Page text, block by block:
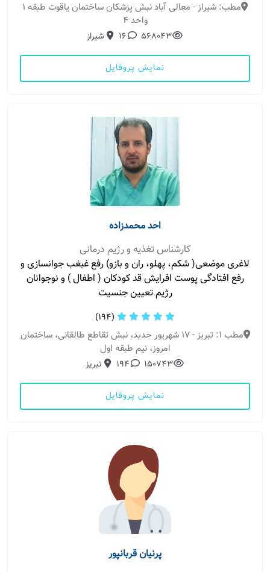
مطب: شیراز - معالی آباد نبش پزشکان ساختمان یاقوت طبقه ۱
واحد ۴
568043
16 شیراز
نمایش پروفایل
احد محمدزاده
کارشناس تغذیه و رژیم درمانی
لاغری موضعی( شکم، پهلو، ران و بازو) رفع غبغب جوانسازی و
رفع افتادگی پوست افرایش قد کودکان ( اطفال ) و نوجوانان
رژیم تعیین جنسیت
(194)
مطب 1: تبریز - 17 شهریور جدید، نبش تقاطع طالقانی، ساختمان
امروز، نیم طبقه اول
150743
194 تبریز
نمایش پروفایل
پرنیان قربانپور